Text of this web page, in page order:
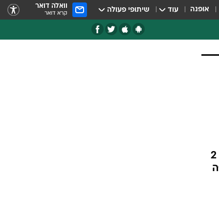
אופנה עוד שיתופי פעולה וואלה דואר
קרא דואר
רייטינג של 17.7% לערוץ 2 בפריים-טיים של יום שישי; ערוץ 10 עם 8.6% ? בחדשות 2